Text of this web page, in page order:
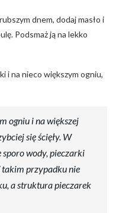
dnem, dodaj masło i
Podsmaż ją na lekko
i na nieco większym ogniu,
ogniu i na większej
się ścięły. W
wody, pieczarki
takim przypadku nie
a struktura pieczarek